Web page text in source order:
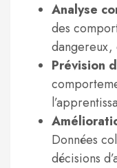
Analyse
des
dangereux,
Prévision
Données
décisions